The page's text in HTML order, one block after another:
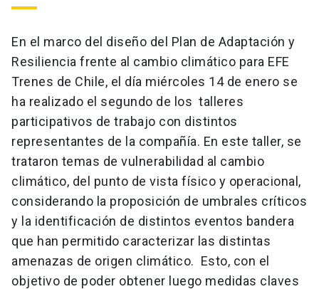
En el marco del diseño del Plan de Adaptación y
Resiliencia frente al cambio climático para EFE
Trenes de Chile, el día miércoles 14 de enero se
ha realizado el segundo de los talleres
participativos de trabajo con distintos
representantes de la compañía. En este taller, se
trataron temas de vulnerabilidad al cambio
climático, del punto de vista físico y operacional,
considerando la proposición de umbrales críticos
y la identificación de distintos eventos bandera
que han permitido caracterizar las distintas
amenazas de origen climático. Esto, con el
objetivo de poder obtener luego medidas claves